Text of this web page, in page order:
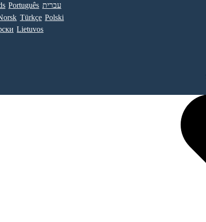
Português עברית
Türkçe Polski
Lietuvos